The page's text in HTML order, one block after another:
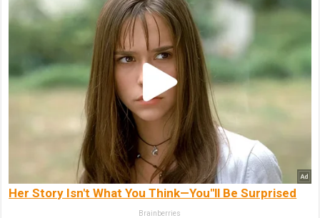
Her Story Isn't What You Think—You''ll Be Surprised
Brainberries